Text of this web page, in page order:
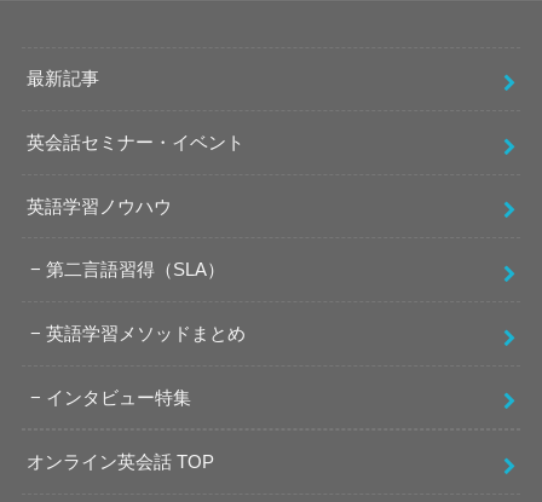
最新記事
英会話セミナー・イベント
英語学習ノウハウ
第二言語習得（SLA）
英語学習メソッドまとめ
インタビュー特集
オンライン英会話 TOP